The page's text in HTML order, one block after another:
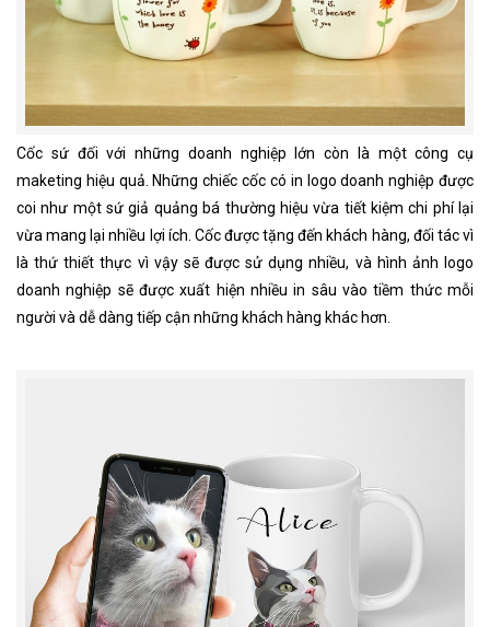
Cốc sứ đối với những doanh nghiệp lớn còn là một công cụ
maketing hiệu quả. Những chiếc cốc có in logo doanh nghiệp được
coi như một sứ giả quảng bá thường hiệu vừa tiết kiệm chi phí lại
vừa mang lại nhiều lợi ích. Cốc được tặng đến khách hàng, đối tác vì
là thứ thiết thực vì vậy sẽ được sử dụng nhiều, và hình ảnh logo
doanh nghiệp sẽ được xuất hiện nhiều in sâu vào tiềm thức mỗi
người và dễ dàng tiếp cận những khách hàng khác hơn.